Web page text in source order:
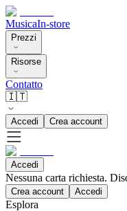
MusicaIn-store
Prezzi
Risorse
Contatto
🇮🇹
Accedi Crea account
Accedi
Nessuna carta richiesta.
Crea account Accedi
Esplora